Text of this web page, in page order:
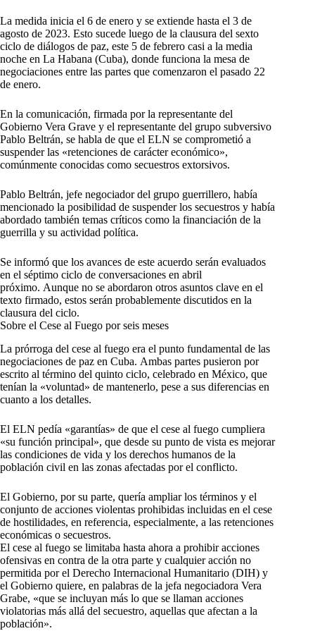
La medida inicia el 6 de enero y se extiende hasta el 3 de
agosto de 2023. Esto sucede luego de la clausura del sexto
ciclo de diálogos de paz, este 5 de febrero casi a la media
noche en La Habana (Cuba), donde funciona la mesa de
negociaciones entre las partes que comenzaron el pasado 22
de enero.
En la comunicación, firmada por la representante del
Gobierno Vera Grave y el representante del grupo subversivo
Pablo Beltrán, se habla de que el ELN se comprometió a
suspender las «retenciones de carácter económico»,
comúnmente conocidas como secuestros extorsivos.
Pablo Beltrán, jefe negociador del grupo guerrillero, había
mencionado la posibilidad de suspender los secuestros y había
abordado también temas críticos como la financiación de la
guerrilla y su actividad política.
Se informó que los avances de este acuerdo serán evaluados
en el séptimo ciclo de conversaciones en abril
próximo. Aunque no se abordaron otros asuntos clave en el
texto firmado, estos serán probablemente discutidos en la
clausura del ciclo.
Sobre el Cese al Fuego por seis meses
La prórroga del cese al fuego era el punto fundamental de las
negociaciones de paz en Cuba. Ambas partes pusieron por
escrito al término del quinto ciclo, celebrado en México, que
tenían la «voluntad» de mantenerlo, pese a sus diferencias en
cuanto a los detalles.
El ELN pedía «garantías» de que el cese al fuego cumpliera
«su función principal», que desde su punto de vista es mejorar
las condiciones de vida y los derechos humanos de la
población civil en las zonas afectadas por el conflicto.
El Gobierno, por su parte, quería ampliar los términos y el
conjunto de acciones violentas prohibidas incluidas en el cese
de hostilidades, en referencia, especialmente, a las retenciones
económicas o secuestros.
El cese al fuego se limitaba hasta ahora a prohibir acciones
ofensivas en contra de la otra parte y cualquier acción no
permitida por el Derecho Internacional Humanitario (DIH) y
el Gobierno quiere, en palabras de la jefa negociadora Vera
Grabe, «que se incluyan más lo que se llaman acciones
violatorias más allá del secuestro, aquellas que afectan a la
población».